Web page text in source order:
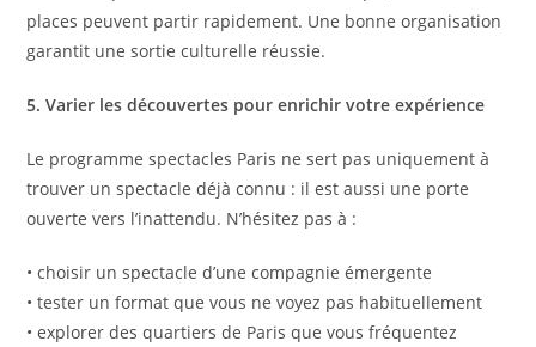
places peuvent partir rapidement. Une bonne organisation
garantit une sortie culturelle réussie.
5. Varier les découvertes pour enrichir votre expérience
Le programme spectacles Paris ne sert pas uniquement à
trouver un spectacle déjà connu : il est aussi une porte
ouverte vers l’inattendu. N’hésitez pas à :
• choisir un spectacle d’une compagnie émergente
• tester un format que vous ne voyez pas habituellement
• explorer des quartiers de Paris que vous fréquentez